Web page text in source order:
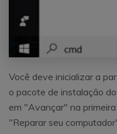
Você deve inicializar a
o pacote de instalação
em "Avançar" na
"Reparar seu